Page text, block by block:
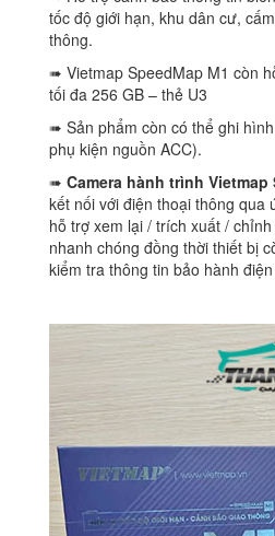
tốc độ giới hạn, khu dân cư,
thông.
➠ Vietmap SpeedMap M1 còn
tối đa 256 GB – thẻ U3
➠ Sản phẩm còn có thể ghi
phụ kiện nguồn ACC).
➠ Camera hành trình Vietmap
kết nối với điện thoại thông qua
hỗ trợ xem lại / trích xuất /
nhanh chóng đồng thời thiết bị
kiểm tra thông tin bảo hành